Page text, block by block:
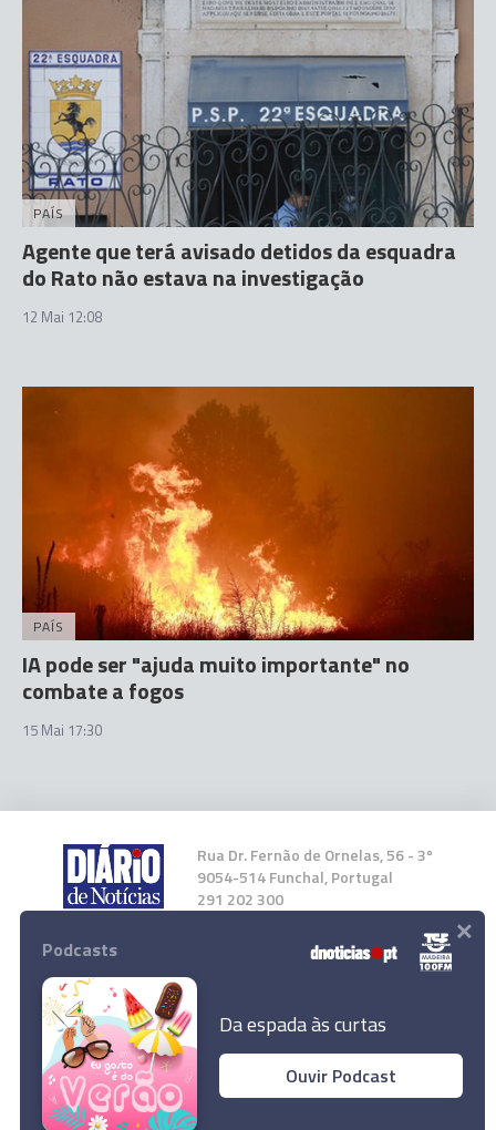
PAÍS
Agente que terá avisado detidos da esquadra
do Rato não estava na investigação
12 Mai 12:08
PAÍS
IA pode ser "ajuda muito importante" no
combate a fogos
15 Mai 17:30
Rua Dr. Fernão de Ornelas, 56 - 3º
9054-514 Funchal, Portugal
291 202 300
Instale a nossa App
© 2026 Empresa Diário de Notícias, Lda.
Todos os direitos reservados.
Podcasts
Da espada às curtas
Ouvir Podcast
×